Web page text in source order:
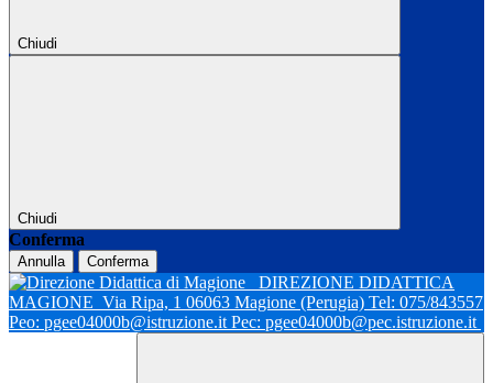
Chiudi
Chiudi
Conferma
Annulla Conferma
DIREZIONE DIDATTICA
MAGIONE Via Ripa, 1 06063 Magione (Perugia) Tel: 075/843557
Peo: pgee04000b@istruzione.it Pec: pgee04000b@pec.istruzione.it